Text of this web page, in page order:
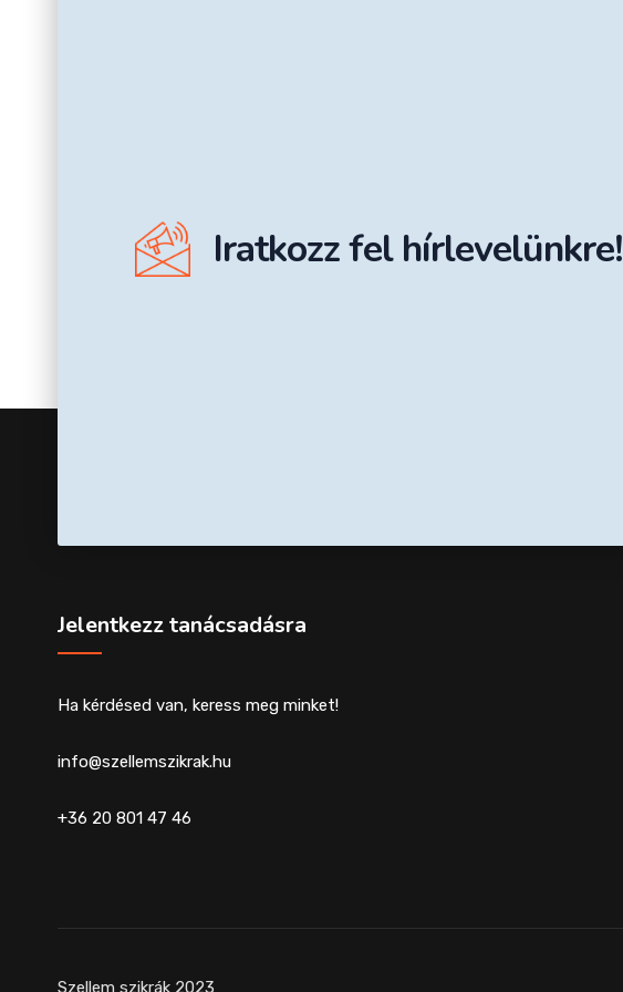
Iratkozz fel hírlevelünkre!
Jelentkezz tanácsadásra
Ha kérdésed van, keress meg minket!
info@szellemszikrak.hu
+36 20 801 47 46
Szellem szikrák 2023